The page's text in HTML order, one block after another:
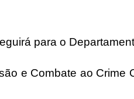
para o
e Combate ao Crime